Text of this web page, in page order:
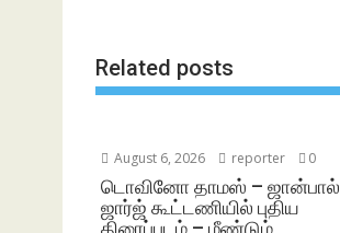
Related posts
August 6, 2026 reporter 0
டொவினோ தாமஸ் – ஜான்பால்
ஜார்ஜ் கூட்டணியில் புதிய
திரைப்படம் – மீண்டும்